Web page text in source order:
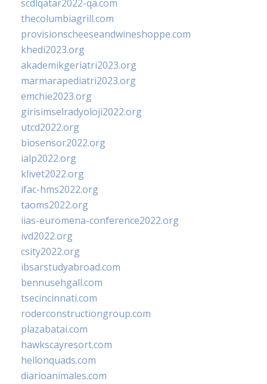
scdlqatar2022-qa.com
thecolumbiagrill.com
provisionscheeseandwineshoppe.com
khedi2023.org
akademikgeriatri2023.org
marmarapediatri2023.org
emchie2023.org
girisimselradyoloji2022.org
utcd2022.org
biosensor2022.org
ialp2022.org
klivet2022.org
ifac-hms2022.org
taoms2022.org
iias-euromena-conference2022.org
ivd2022.org
csity2022.org
ibsarstudyabroad.com
bennusehgall.com
tsecincinnati.com
roderconstructiongroup.com
plazabatai.com
hawkscayresort.com
hellonquads.com
diarioanimales.com